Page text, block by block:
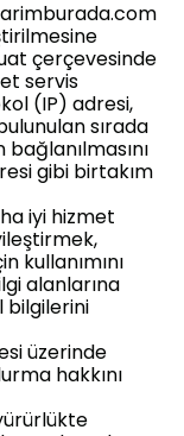
çerçevesinde
servis
(IP) adresi,
sırada
gibi birtakım
iyi hizmet
kullanımını
alanlarına
bilgilerini
üzerinde
hakkını